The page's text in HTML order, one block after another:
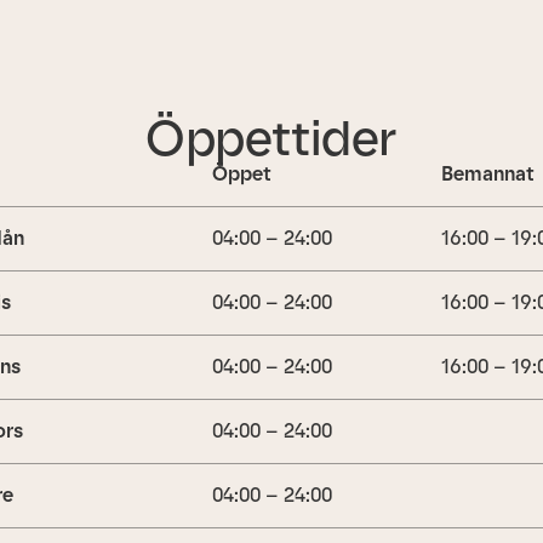
Öppettider
Öppet Bemannat
04:00 – 24:00 16:00 –
04:00 – 24:00 16:00 –
04:00 – 24:00 16:00 –
04:00 – 24:00
04:00 – 24:00